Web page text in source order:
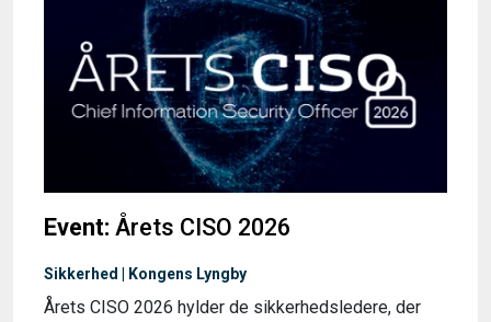
Event: Årets CISO 2026
Sikkerhed | Kongens Lyngby
Årets CISO 2026 hylder de sikkerhedsledere, der